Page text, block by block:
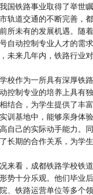
铁路事业取得了举世
轨道交通的不断完善，
所未有的发展机遇。随
自动控制专业人才的需
未来几年内，铁路行业
作为一所具有深厚铁路
控制专业的培养上具有
结合，为学生提供了丰
训基地中，能够亲身体
自己的实际动手能力。
长期的合作关系，为学
看，成都铁路学校铁
势十分乐观。他们毕业
、铁路运营单位等多个